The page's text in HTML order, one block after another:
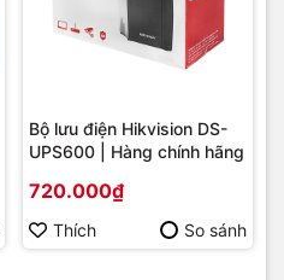
Bộ lưu điện Hikvision DS-
UPS600 | Hàng chính hãng
720.000₫
Thích So sánh